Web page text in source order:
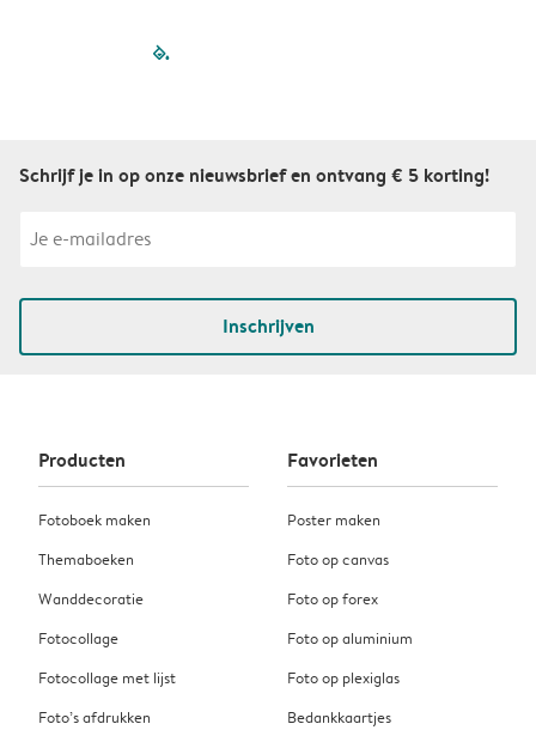
filled-pagination
Schrijf je in op onze nieuwsbrief en ontvang € 5 korting!
Inschrijven
Producten
Fotoboek maken
Themaboeken
Wanddecoratie
Fotocollage
Fotocollage met lijst
Foto’s afdrukken
Favorieten
Poster maken
Foto op canvas
Foto op forex
Foto op aluminium
Foto op plexiglas
Bedankkaartjes